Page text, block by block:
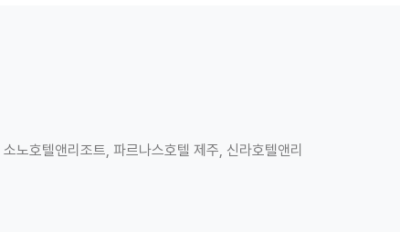
노호텔앤리조트, 파르나스호텔 제주, 신라호텔앤리